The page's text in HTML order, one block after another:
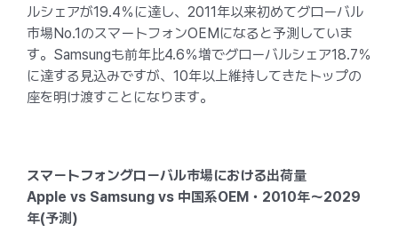
ルシェアが19.4％に達し、2011年以来初めてグローバル
市場No.1のスマートフォンOEMになると予測していま
す。Samsungも前年比4.6％増でグローバルシェア18.7％
に達する見込みですが、10年以上維持してきたトップの
座を明け渡すことになります。
スマートフォングローバル市場における出荷量
Apple vs Samsung vs 中国系OEM・2010年〜2029
年(予測)